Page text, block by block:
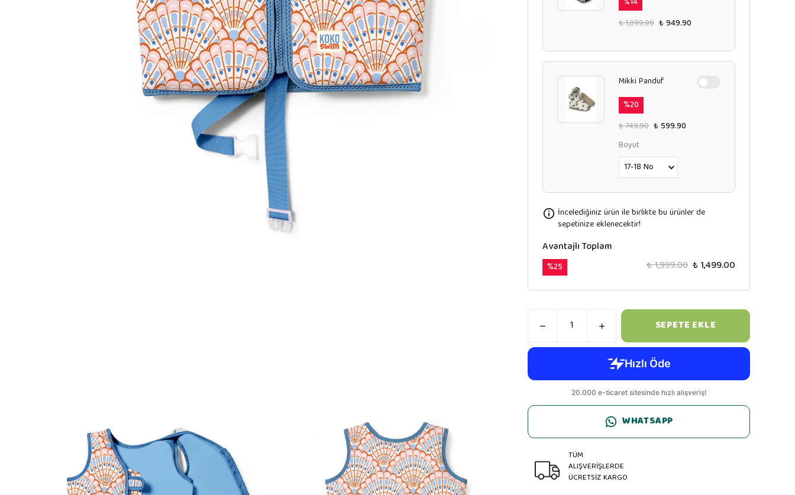
₺ 1,099.99 ₺ 949.90
Mikki Panduf
%20
₺ 749.90 ₺ 599.90
Boyut
İncelediğiniz ürün ile birlikte bu ürünler de
sepetinize eklenecektir!
Avantajlı Toplam
%25 ₺ 1,999.00 ₺ 1,499.00
SEPETE EKLE
WHATSAPP
TÜM
ALIŞVERİŞLERDE
ÜCRETSİZ KARGO